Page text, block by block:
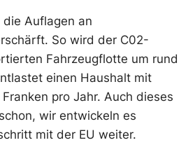
Auflagen an
So wird der C02-
Fahrzeugflotte um rund
einen Haushalt mit
pro Jahr. Auch dieses
wir entwickeln es
mit der EU weiter.